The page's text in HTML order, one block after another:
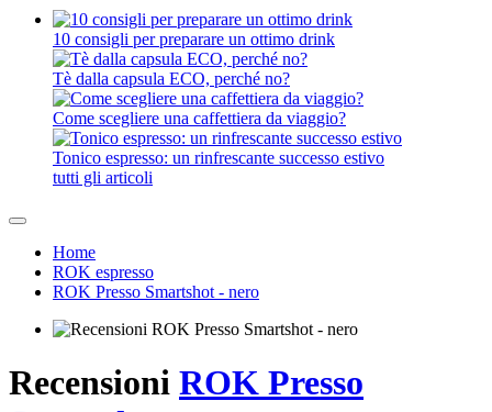
10 consigli per preparare un ottimo drink
Tè dalla capsula ECO, perché no?
Come scegliere una caffettiera da viaggio?
Tonico espresso: un rinfrescante successo estivo
tutti gli articoli
Home
ROK espresso
ROK Presso Smartshot - nero
Recensioni ROK Presso